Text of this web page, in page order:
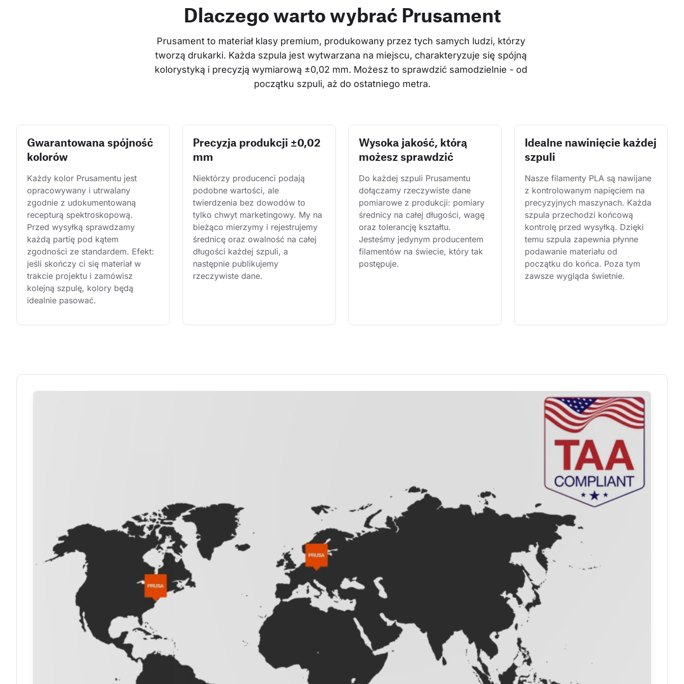
Dlaczego warto wybrać Prusament
Prusament to materiał klasy premium, produkowany przez tych samych ludzi, którzy
tworzą drukarki. Każda szpula jest wytwarzana na miejscu, charakteryzuje się spójną
kolorystyką i precyzją wymiarową ±0,02 mm. Możesz to sprawdzić samodzielnie - od
początku szpuli, aż do ostatniego metra.
Gwarantowana spójność
kolorów
Każdy kolor Prusamentu jest
opracowywany i utrwalany
zgodnie z udokumentowaną
recepturą spektroskopową.
Przed wysyłką sprawdzamy
każdą partię pod kątem
zgodności ze standardem. Efekt:
jeśli skończy ci się materiał w
trakcie projektu i zamówisz
kolejną szpulę, kolory będą
idealnie pasować.
Precyzja produkcji ±0,02
mm
Niektórzy producenci podają
podobne wartości, ale
twierdzenia bez dowodów to
tylko chwyt marketingowy. My na
bieżąco mierzymy i rejestrujemy
średnicę oraz owalność na całej
długości każdej szpuli, a
następnie publikujemy
rzeczywiste dane.
Wysoka jakość, którą
możesz sprawdzić
Do każdej szpuli Prusamentu
dołączamy rzeczywiste dane
pomiarowe z produkcji: pomiary
średnicy na całej długości, wagę
oraz tolerancję kształtu.
Jesteśmy jedynym producentem
filamentów na świecie, który tak
postępuje.
Idealne nawinięcie każdej
szpuli
Nasze filamenty PLA są nawijane
z kontrolowanym napięciem na
precyzyjnych maszynach. Każda
szpula przechodzi końcową
kontrolę przed wysyłką. Dzięki
temu szpula zapewnia płynne
podawanie materiału od
początku do końca. Poza tym
zawsze wygląda świetnie.